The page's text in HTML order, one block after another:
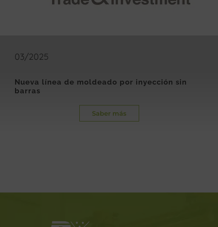
03/2025
Nueva línea de moldeado por inyección sin
barras
Saber más